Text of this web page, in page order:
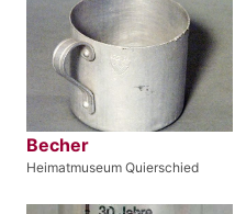
Becher
Heimatmuseum Quierschied